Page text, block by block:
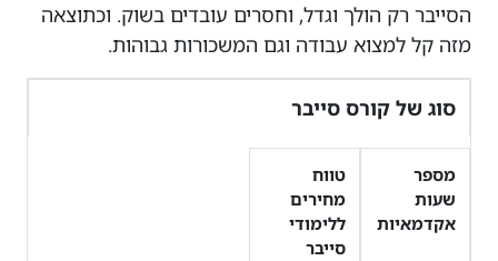
הסייבר רק הולך וגדל, וחסרים עובדים בשוק. וכתוצאה
מזה קל למצוא עבודה וגם המשכורות גבוהות.
סוג של קורס סייבר
מספר
שעות
אקדמאיות
טווח
מחירים
ללימודי
סייבר